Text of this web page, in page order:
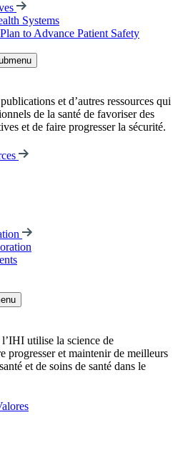
Systems
to Advance Patient Safety
et d’autres ressources qui
de la santé de favoriser des
et de faire progresser la sécurité.
utilise la science de
progresser et maintenir de meilleurs
et de soins de santé dans le